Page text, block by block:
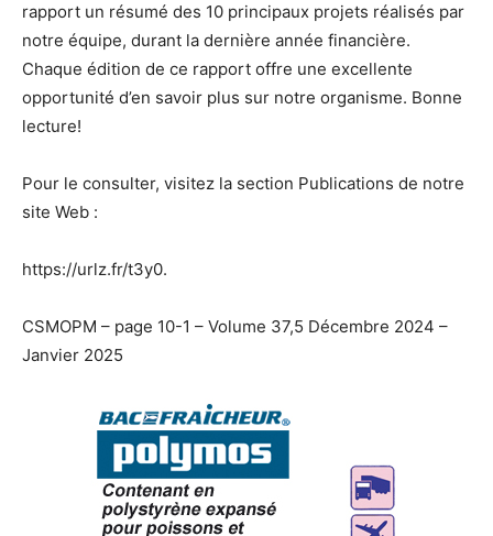
rapport un résumé des 10 principaux projets réalisés par
notre équipe, durant la dernière année financière.
Chaque édition de ce rapport offre une excellente
opportunité d’en savoir plus sur notre organisme. Bonne
lecture!
Pour le consulter, visitez la section Publications de notre
site Web :
https://urlz.fr/t3y0.
CSMOPM – page 10-1 – Volume 37,5 Décembre 2024 –
Janvier 2025